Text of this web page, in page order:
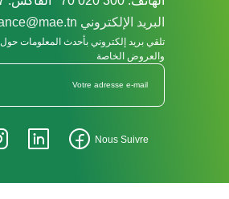
البريد الإلكتروني mae.assurance@mae.tn
تلقي بريد إلكتروني بأحدث المعلومات حول الخدمات
والعروض الخاصة
Nous Suivre